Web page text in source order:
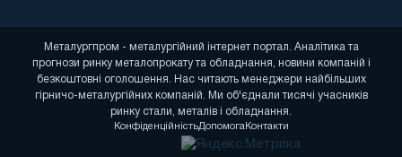
Металургпром - металургійний інтернет портал. Аналітика та
прогнози ринку металопрокату та обладнання, новини компаній і
безкоштовні оголошення. Нас читають менеджери найбільших
гірничо-металургійних компаній. Ми об'єднали тисячі учасників
ринку стали, металів і обладнання.
КонфіденційністьДопомогаКонтакти